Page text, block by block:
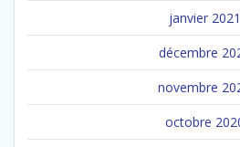
janvier 2021
décembre
novembre
octobre